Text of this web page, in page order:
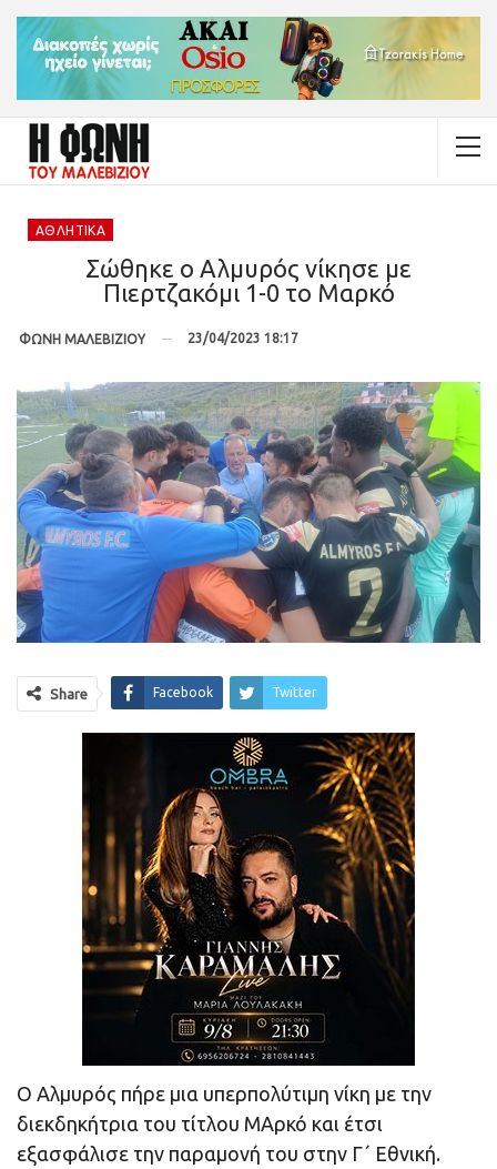
ΑΘΛΗΤΙΚΆ
Σώθηκε ο Αλμυρός νίκησε με
Πιερτζακόμι 1-0 το Μαρκό
ΦΩΝΗ ΜΑΛΕΒΙΖΙΟΥ 23/04/2023 18:17
Share Facebook Twitter
Ο Αλμυρός πήρε μια υπερπολύτιμη νίκη με την
διεκδηκήτρια του τίτλου ΜΑρκό και έτσι
εξασφάλισε την παραμονή του στην Γ΄ Εθνική.